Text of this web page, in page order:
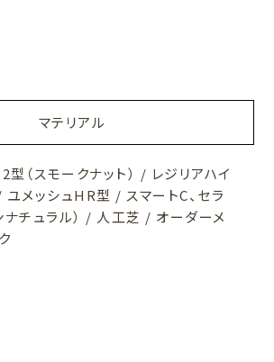
マテリアル
型（スモークナット） / レジリアハイ
メッシュHR型 / スマートC、セラ
ナチュラル） / 人工芝 / オーダーメ